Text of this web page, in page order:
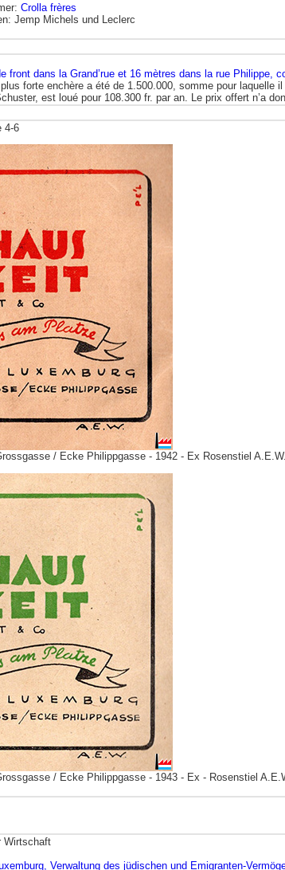
Crolla frères
Jemp Michels und Leclerc
front dans la Grand’rue et 16 mètres dans la rue Philippe,
forte enchère a été de 1.500.000, somme pour
est loué pour 108.300 fr. par an. Le prix offert n’a
4-6
/ Ecke Philippgasse - 1942 - Ex Rosenstiel
/ Ecke Philippgasse - 1943 - Ex - Rosenstiel
Wirtschaft
Verwaltung des jüdischen und Emigranten-